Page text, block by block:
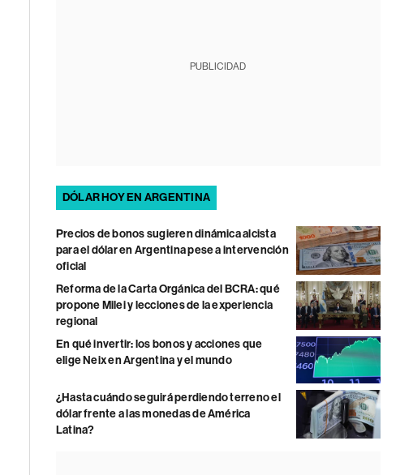
PUBLICIDAD
DÓLAR HOY EN ARGENTINA
Precios de bonos sugieren dinámica alcista
para el dólar en Argentina pese a intervención
oficial
Reforma de la Carta Orgánica del BCRA: qué
propone Milei y lecciones de la experiencia
regional
En qué invertir: los bonos y acciones que
elige Neix en Argentina y el mundo
¿Hasta cuándo seguirá perdiendo terreno el
dólar frente a las monedas de América
Latina?